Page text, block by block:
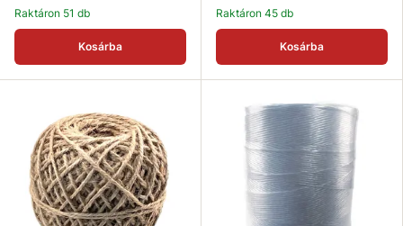
Raktáron 51 db
Kosárba
Raktáron 45 db
Kosárba